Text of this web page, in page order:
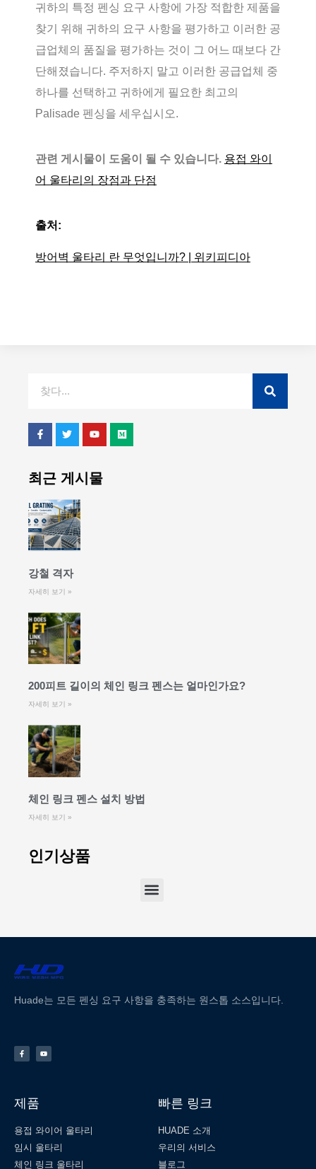
귀하의 특정 펜싱 요구 사항에 가장 적합한 제품을
찾기 위해 귀하의 요구 사항을 평가하고 이러한 공
급업체의 품질을 평가하는 것이 그 어느 때보다 간
단해졌습니다. 주저하지 말고 이러한 공급업체 중
하나를 선택하고 귀하에게 필요한 최고의
Palisade 펜싱을 세우십시오.
관련 게시물이 도움이 될 수 있습니다. 용접 와이
어 울타리의 장점과 단점
출처:
방어벽 울타리 란 무엇입니까? | 위키피디아
최근 게시물
강철 격자
자세히 보기 »
200피트 길이의 체인 링크 펜스는 얼마인가요?
자세히 보기 »
체인 링크 펜스 설치 방법
자세히 보기 »
인기상품
Huade는 모든 펜싱 요구 사항을 충족하는 원스톱 소스입니다.
제품
용접 와이어 울타리
임시 울타리
체인 링크 울타리
빠른 링크
HUADE 소개
우리의 서비스
블로그